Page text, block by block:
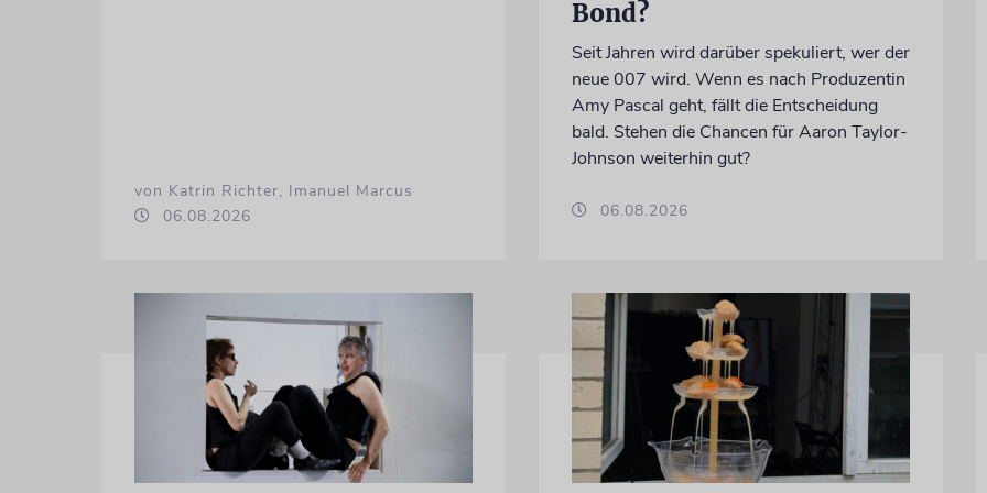
von Katrin Richter, Imanuel Marcus
06.08.2026
Bond?
Seit Jahren wird darüber spekuliert, wer der
neue 007 wird. Wenn es nach Produzentin
Amy Pascal geht, fällt die Entscheidung
bald. Stehen die Chancen für Aaron Taylor-
Johnson weiterhin gut?
06.08.2026